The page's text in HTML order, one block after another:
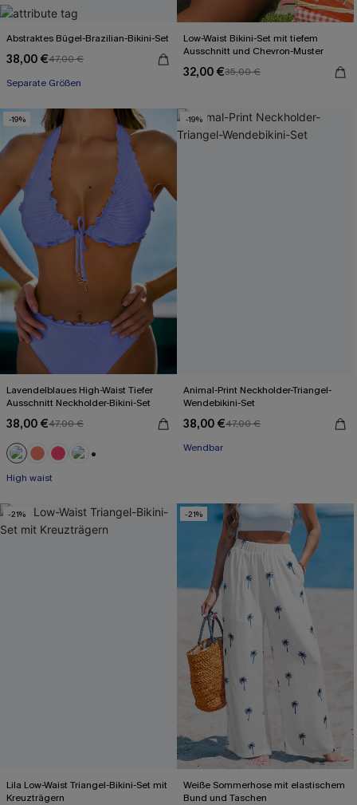
Abstraktes Bügel-Brazilian-Bikini-Set
38,00 €47,00 €
Separate Größen
Low-Waist Bikini-Set mit tiefem
Ausschnitt und Chevron-Muster
32,00 €35,00 €
-19%
Lavendelblaues High-Waist Tiefer
Ausschnitt Neckholder-Bikini-Set
38,00 €47,00 €
High waist
-19%
Animal-Print Neckholder-Triangel-
Wendebikini-Set
38,00 €47,00 €
Wendbar
-21%
Lila Low-Waist Triangel-Bikini-Set mit
Kreuzträgern
-21%
Weiße Sommerhose mit elastischem
Bund und Taschen